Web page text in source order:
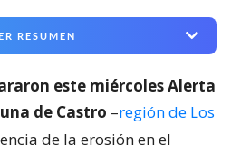
RESUMEN
este miércoles Alerta
de Castro –región de Los
de la erosión en el